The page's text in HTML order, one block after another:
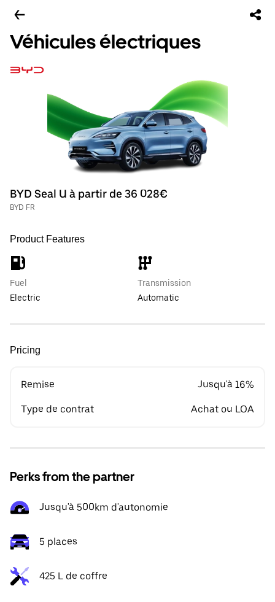
Véhicules électriques
BYD Seal U à partir de 36 028€
BYD FR
Product Features
Fuel
Electric
Transmission
Automatic
Pricing
Remise Jusqu'à 16%
Type de contrat Achat ou LOA
Perks from the partner
Jusqu'à 500km d'autonomie
5 places
425 L de coffre